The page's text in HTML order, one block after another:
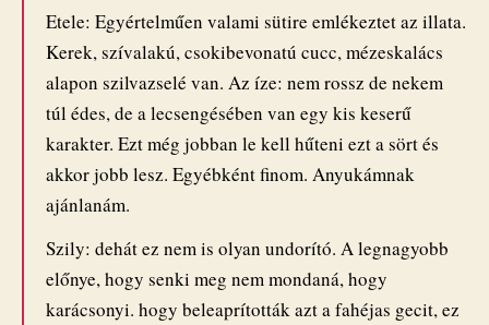
Etele: Egyértelműen valami sütire emlékeztet az illata.
Kerek, szívalakú, csokibevonatú cucc, mézeskalács
alapon szilvazselé van. Az íze: nem rossz de nekem
túl édes, de a lecsengésében van egy kis keserű
karakter. Ezt még jobban le kell hűteni ezt a sört és
akkor jobb lesz. Egyébként finom. Anyukámnak
ajánlanám.
Szily: dehát ez nem is olyan undorító. A legnagyobb
előnye, hogy senki meg nem mondaná, hogy
karácsonyi. hogy beleaprították azt a fahéjas gecit, ez